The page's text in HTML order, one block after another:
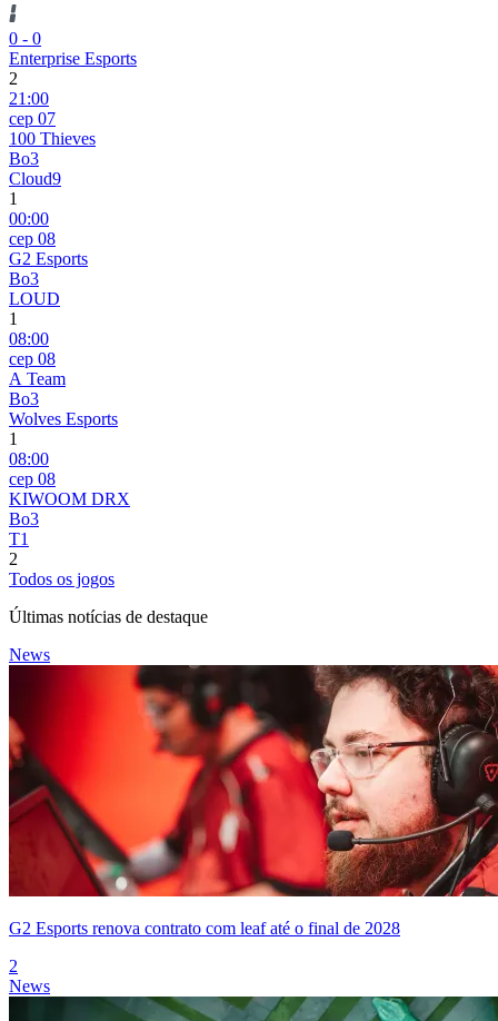
0 - 0
Enterprise Esports
2
21:00
сер 07
100 Thieves
Bo3
Cloud9
1
00:00
сер 08
G2 Esports
Bo3
LOUD
1
08:00
сер 08
A Team
Bo3
Wolves Esports
1
08:00
сер 08
KIWOOM DRX
Bo3
T1
2
Todos os jogos
Últimas notícias de destaque
News
G2 Esports renova contrato com leaf até o final de 2028
2
News